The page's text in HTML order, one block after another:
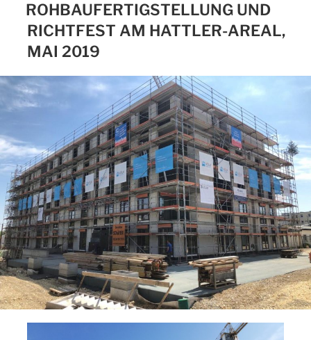
ROHBAUFERTIGSTELLUNG UND
RICHTFEST AM HATTLER-AREAL,
MAI 2019